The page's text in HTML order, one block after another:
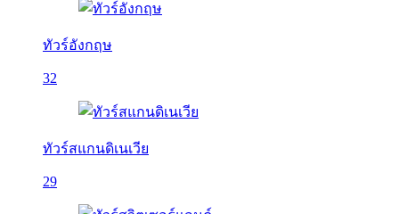
ทัวร์อังกฤษ
32
ทัวร์สแกนดิเนเวีย
29